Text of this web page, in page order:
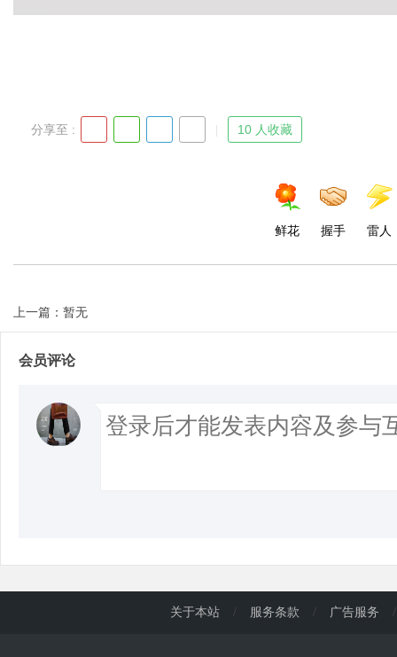
分享至 : 10 人收藏
鲜花 握手 雷人
上一篇：暂无
会员评论
关于本站 / 服务条款 / 广告服务 /